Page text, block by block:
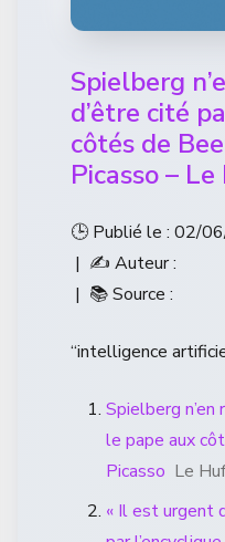
Spielberg
d’être cité
côtés de
Picasso –
🕒 Publié le : 02/
| ✍️ Auteur :
| 📚 Source :
“intelligence
Spielberg
le pape aux
Picasso Le
« Il est urgent